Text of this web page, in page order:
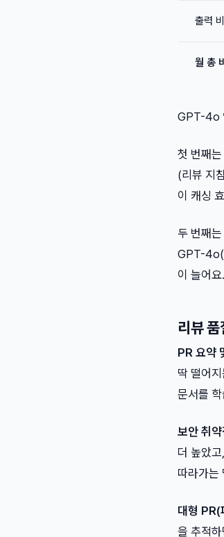
출력
월 총
GPT-4o
첫 번째는
(리뷰 지
이 캐싱
두 번째는
GPT-
이 늘어요.
리뷰
PR 요약
딱 떨어
문서를
보안 취약
더 높았
따라가는
대형 PR(
을 추적